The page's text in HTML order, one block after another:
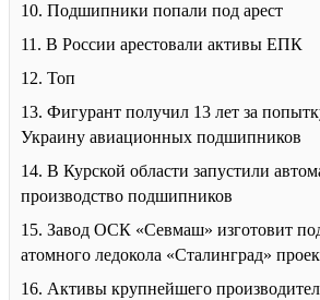
10. Подшипники попали под арест
11. В России арестовали активы ЕПК
12. Топ
13. Фигурант получил 13 лет за
Украину авиационных подшипников
14. В Курской области запустили
производство подшипников
15. Завод ОСК «Севмаш» изготовит
атомного ледокола «Сталинград»
16. Активы крупнейшего